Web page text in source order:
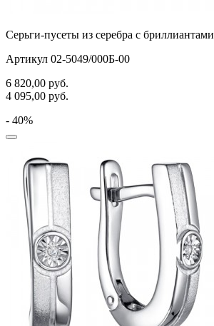
Серьги-пусеты из серебра с бриллиантами
Артикул 02-5049/000Б-00
6 820,00 руб.
4 095,00 руб.
- 40%